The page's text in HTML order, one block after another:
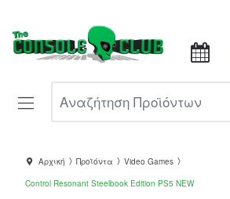
Αρχική Προϊόντα
Video Games
Control Resonant Steelbook Edition PS5 NEW